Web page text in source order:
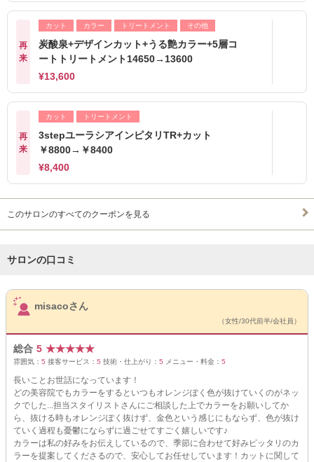
再
来
カット カラー トリートメント その他
炭酸泉+デザインカット+うる艶カラー+5層コ
ートトリートメント14650→13600
¥13,600
再
来
カット トリートメント
3stepユーラシアインピタリTR+カット
￥8800→￥8400
¥8,400
このサロンのすべてのクーポンを見る
サロンの口コミ
サロンPick Up
misacoさん
（女性/30代前半/会社員）
総合 5 ★★★★★
雰囲気： 5 接客サービス： 5 技術・仕上がり： 5 メニュー・料金： 5
長いことお世話になっています！
どの美容院でもカラーをするといつもオレンジぽく色が抜けていくのがネッ
クでした...担当スタイリストさんにご相談した上でカラーをお願いしてか
ら、抜ける時もオレンジぽく抜けず、金色という感じにもならず、色が抜け
ていく過程も憂鬱にならずに過ごせてすごく嬉しいです♪
カラーは私の好みをお伝えしているので、季節に合わせて好みピッタリのカ
ラーを提案してくださるので、安心してお任せしています！カットに関して